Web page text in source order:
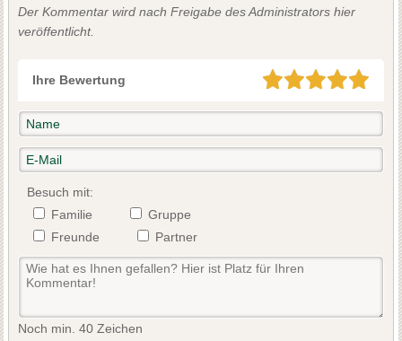
Der Kommentar wird nach Freigabe des Administrators hier
veröffentlicht.
Ihre Bewertung
Besuch mit:
Familie
Gruppe
Freunde
Partner
Noch min. 40 Zeichen